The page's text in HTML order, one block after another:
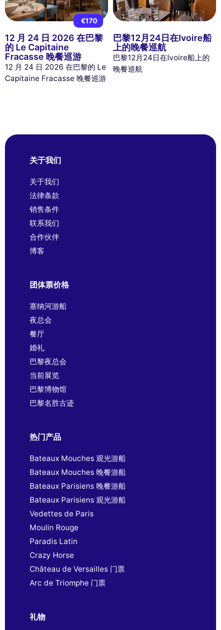
€170
12 月 24 日 2026 在巴黎
的 Le Capitaine
Fracasse 晚餐巡游
12 月 24 日 2026 在巴黎的 Le
Capitaine Fracasse 晚餐巡游
巴黎12月24日在Ivoire船
上的晚餐巡航
巴黎12月24日在Ivoire船上的
晚餐巡航
关于我们
关于我们
法律条款
销售条件
联系我们
合作伙伴
博客
团体票价格
塞纳河游船
夜总会
餐厅
婚礼
巴黎夜总会
当前展览
巴黎博物馆
巴黎名胜古迹
热门产品
Bateaux Mouches 观光游船
Bateaux Mouches 晚餐游船
Bateaux Parisiens 晚餐游船
Bateaux Parisiens 观光游船
Vedettes de Paris
Moulin Rouge
Paradis Latin
Crazy Horse
Château de Versailles 门票
Arc de Triomphe 门票
礼物